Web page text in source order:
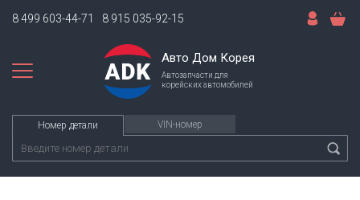
8 499 603-44-71 8 915 035-92-15
Авто Дом Корея
Автозапчасти для
корейских автомобилей
Номер детали VIN-номер